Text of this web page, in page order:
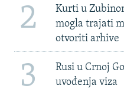
2
Kurti u
mogla trajati
otvoriti arhive
3
Rusi u Crnoj
uvođenja viza